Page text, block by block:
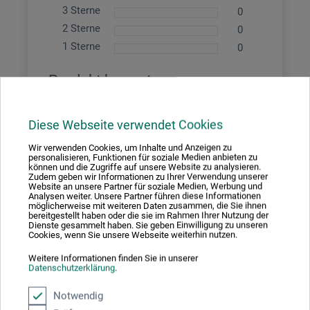
Diese Webseite verwendet Cookies
Wir verwenden Cookies, um Inhalte und Anzeigen zu
personalisieren, Funktionen für soziale Medien anbieten zu
können und die Zugriffe auf unsere Website zu analysieren.
Zudem geben wir Informationen zu Ihrer Verwendung unserer
Website an unsere Partner für soziale Medien, Werbung und
Analysen weiter. Unsere Partner führen diese Informationen
möglicherweise mit weiteren Daten zusammen, die Sie ihnen
bereitgestellt haben oder die sie im Rahmen Ihrer Nutzung der
Dienste gesammelt haben. Sie geben Einwilligung zu unseren
Cookies, wenn Sie unsere Webseite weiterhin nutzen.
Weitere Informationen finden Sie in unserer
Datenschutzerklärung.
Notwendig
3 Sterne
0
2 Sterne
0
1 Sterne
0
Produkt bewerten
JETZT PRODUKT BEWERTEN
23.08.2025
Leporello
Produkt: Leporello 11,5x16,5cm - Fabriano Schwarz 260g/m²
Die Leporello-Büchlein begleiten mich schon etwa 20 Jahre.